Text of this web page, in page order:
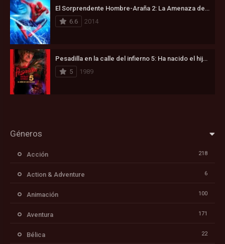
6.6
2014
5
1989
Géneros
Acción 218
Action & Adventure 6
Animación 100
Aventura 171
Bélica 22